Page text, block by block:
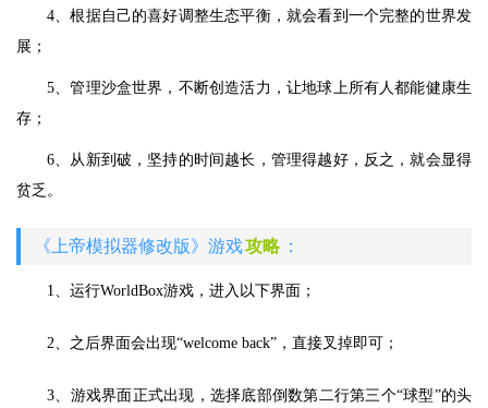
4、根据自己的喜好调整生态平衡，就会看到一个完整的世界发
展；
5、管理沙盒世界，不断创造活力，让地球上所有人都能健康生
存；
6、从新到破，坚持的时间越长，管理得越好，反之，就会显得
贫乏。
《上帝模拟器修改版》游戏攻略 ：
1、运行WorldBox游戏，进入以下界面；
2、之后界面会出现“welcome back”，直接叉掉即可；
3、游戏界面正式出现，选择底部倒数第二行第三个“球型”的头